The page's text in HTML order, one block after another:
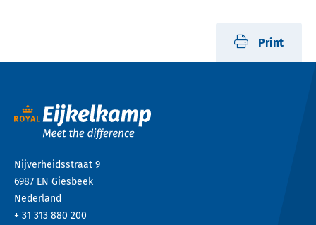
Print
Nijverheidsstraat 9
6987 EN Giesbeek
Nederland
+ 31 313 880 200